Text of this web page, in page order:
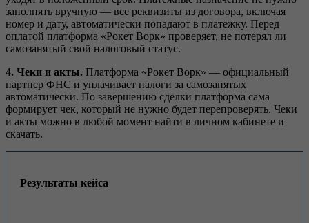
заполнять вручную — все реквизиты из договора, включая
номер и дату, автоматически попадают в платежку. Перед
оплатой платформа «Рокет Ворк» проверяет, не потерял ли
самозанятый свой налоговый статус.
4. Чеки и акты. Платформа «Рокет Ворк» — официальный
партнер ФНС и уплачивает налоги за самозанятых
автоматически. По завершению сделки платформа сама
формирует чек, который не нужно будет перепроверять. Чеки
и акты можно в любой момент найти в личном кабинете и
скачать.
Результаты кейса